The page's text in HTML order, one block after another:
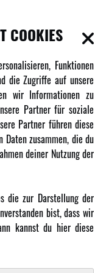
COOKIES
Funktionen
die Zugriffe auf unsere
wir Informationen zu
Partner für soziale
Partner führen diese
zusammen, die du
deiner Nutzung der
die zur Darstellung der
bist, dass wir
kannst du hier diese